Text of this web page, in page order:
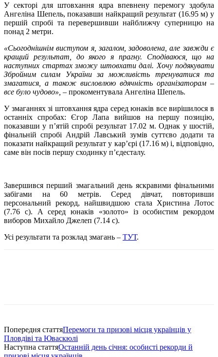
У секторі для штовхання ядра впевнену перемогу здобула
Ангеліна Шепель, показавши найкращий результат (16.95 м) у
першій спробі та перевершивши найближчу суперницю на
понад 2 метри.
«Сьогоднішнім виступом я, загалом, задоволена, але завжди є
кращий результат, до якого я прагну. Сподіваюся, що на
наступних стартах зможу штовхати далі. Хочу подякувати
Збройним силам України за можливість тренуватися та
змагатися, а також висловлюю вдячність організаторам –
все було чудово», – прокоментувала Ангеліна Шепель.
У змаганнях зі штовхання ядра серед юнаків все вирішилося в
останніх спробах: Єгор Лапа вийшов на першу позицію,
показавши у п’ятій спробі результат 17.02 м. Однак у шостій,
фінальній спробі Андрій Лавський зумів суттєво додати та
показати найкращий результат у кар’єрі (17.16 м) і, відповідно,
саме він посів першу сходинку п’єдесталу.
Завершився перший змагальний день яскравими фінальними
забігами на 60 метрів. Серед дівчат, повторивши
персональний рекорд, найшвидшою стала Христина Лотос
(7.76 с). А серед юнаків «золото» із особистим рекордом
виборов Михайло Джелеп (7.14 с).
Усі результати та розклад змагань – ТУТ.
Попередня статтяПеремоги та призові місця українців у
Пловдіві та Юваскюлі
Наступна статтяОстанній день січня: особисті рекорди й